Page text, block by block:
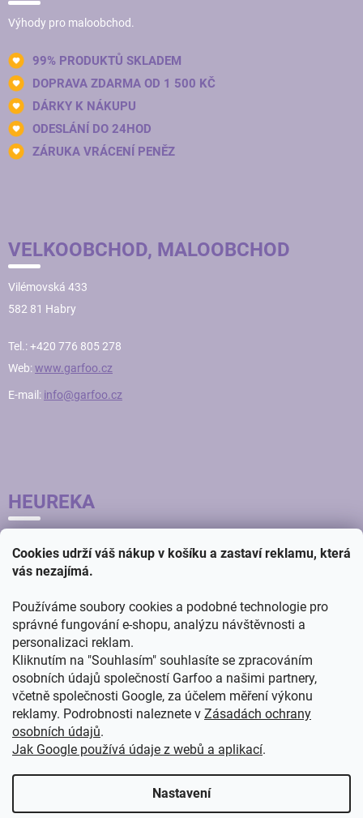
Cookies udrží váš nákup v košíku a zastaví reklamu, která
vás nezajímá.
Používáme soubory cookies a podobné technologie pro
správné fungování e-shopu, analýzu návštěvnosti a
personalizaci reklam.
Kliknutím na "Souhlasím" souhlasíte se zpracováním
osobních údajů společností Garfoo a našimi partnery,
včetně společnosti Google, za účelem měření výkonu
reklamy. Podrobnosti naleznete v Zásadách ochrany
osobních údajů.
Jak Google používá údaje z webů a aplikací.
Nastavení
Výhody pro maloobchod.
99% PRODUKTŮ SKLADEM
DOPRAVA ZDARMA OD 1 500 KČ
DÁRKY K NÁKUPU
ODESLÁNÍ DO 24HOD
ZÁRUKA VRÁCENÍ PENĚZ
VELKOOBCHOD, MALOOBCHOD
Vilémovská 433
582 81 Habry
Tel.: +420 776 805 278
Web:www.garfoo.cz
E-mail: info@garfoo.cz
HEUREKA